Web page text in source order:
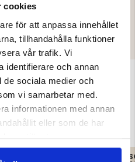
cookies
för att anpassa innehållet
tillhandahålla funktioner
vår trafik. Vi
identifierare och annan
de sociala medier och
vi samarbetar med.
informationen med annan
eller som de har
ÄR INTRESSERAD